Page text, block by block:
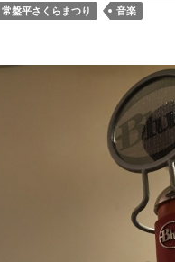
常盤平さくらまつり 音楽